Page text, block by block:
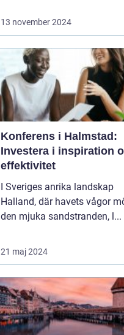
13 november 2024
Konferens i Halmstad:
Investera i inspiration
effektivitet
I Sveriges anrika landskap
Halland, där havets vågor
den mjuka sandstranden, l...
21 maj 2024